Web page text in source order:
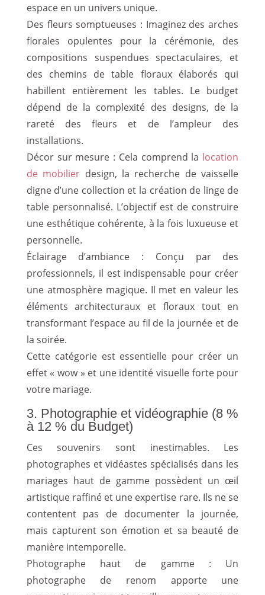
espace en un univers unique.
Des fleurs somptueuses : Imaginez des arches
florales opulentes pour la cérémonie, des
compositions suspendues spectaculaires, et
des chemins de table floraux élaborés qui
habillent entièrement les tables. Le budget
dépend de la complexité des designs, de la
rareté des fleurs et de l’ampleur des
installations.
Décor sur mesure : Cela comprend la location
de mobilier design, la recherche de vaisselle
digne d’une collection et la création de linge de
table personnalisé. L’objectif est de construire
une esthétique cohérente, à la fois luxueuse et
personnelle.
Éclairage d’ambiance : Conçu par des
professionnels, il est indispensable pour créer
une atmosphère magique. Il met en valeur les
éléments architecturaux et floraux tout en
transformant l’espace au fil de la journée et de
la soirée.
Cette catégorie est essentielle pour créer un
effet « wow » et une identité visuelle forte pour
votre mariage.
3. Photographie et vidéographie (8 %
à 12 % du Budget)
Ces souvenirs sont inestimables. Les
photographes et vidéastes spécialisés dans les
mariages haut de gamme possèdent un œil
artistique raffiné et une expertise rare. Ils ne se
contentent pas de documenter la journée,
mais capturent son émotion et sa beauté de
manière intemporelle.
Photographe haut de gamme : Un
photographe de renom apporte une